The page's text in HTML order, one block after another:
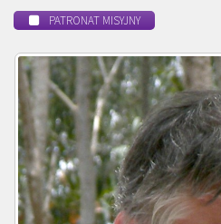
PATRONAT MISYJNY